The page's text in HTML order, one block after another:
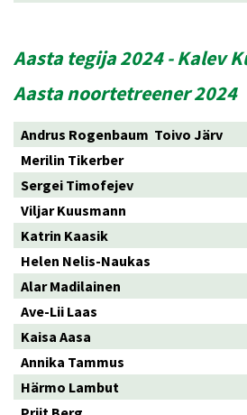
Aasta tegija 2024 - Kalev
Aasta noortetreener 2024
Andrus Rogenbaum Toivo Järv
Merilin Tikerber
Sergei Timofejev
Viljar Kuusmann
Katrin Kaasik
Helen Nelis-Naukas
Alar Madilainen
Ave-Lii Laas
Kaisa Aasa
Annika Tammus
Härmo Lambut